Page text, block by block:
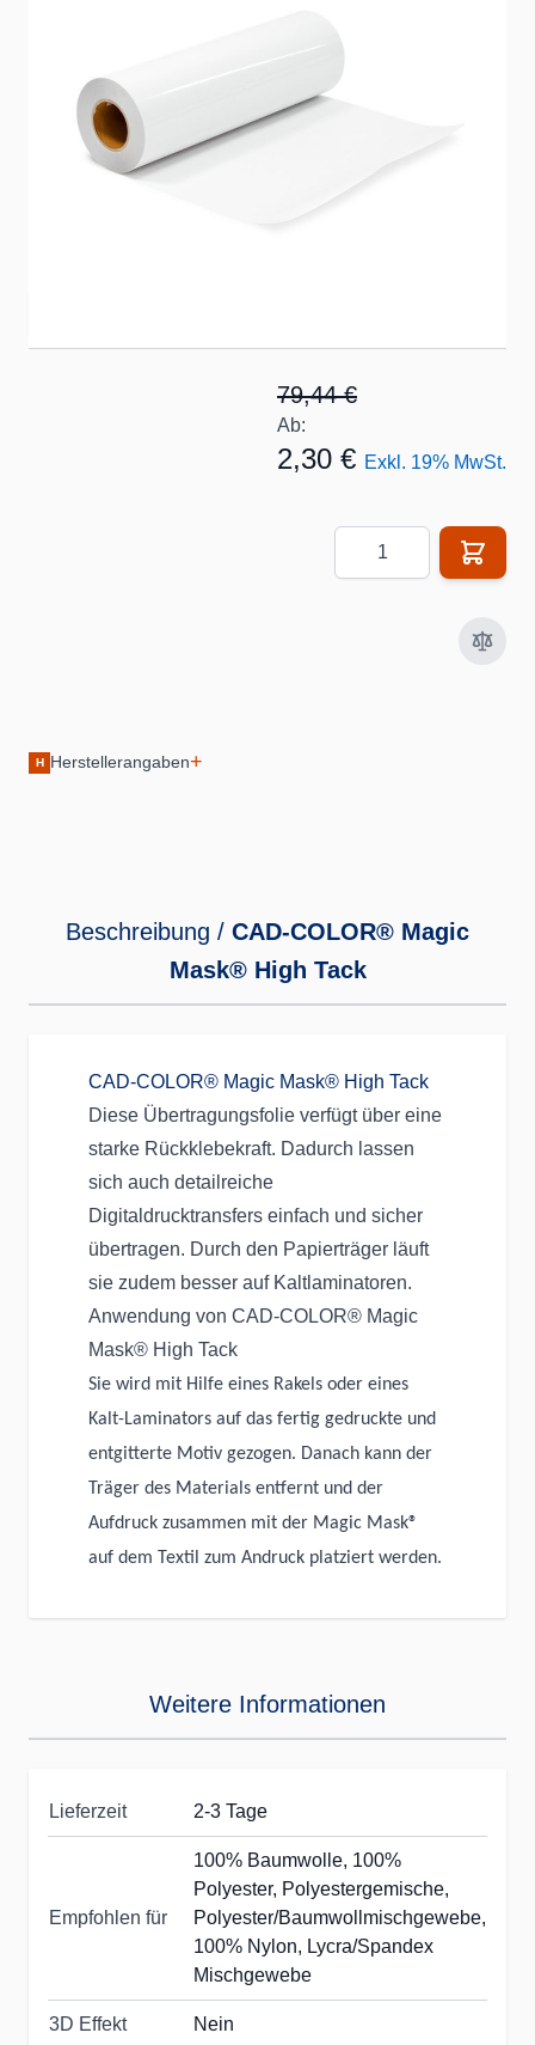
Artikelnummer Magic-Mask-High
Lieferzeit: 2-3 Tage
79,44 €
Ab:
2,30 € Exkl. 19% MwSt.
H Herstellerangaben+
Beschreibung / CAD-COLOR® Magic
Mask® High Tack
CAD-COLOR® Magic Mask® High Tack
Diese Übertragungsfolie verfügt über eine
starke Rückklebekraft. Dadurch lassen
sich auch detailreiche
Digitaldrucktransfers einfach und sicher
übertragen. Durch den Papierträger läuft
sie zudem besser auf Kaltlaminatoren.
Anwendung von CAD-COLOR® Magic
Mask® High Tack
Sie wird mit Hilfe eines Rakels oder eines
Kalt-Laminators auf das fertig gedruckte und
entgitterte Motiv gezogen. Danach kann der
Träger des Materials entfernt und der
Aufdruck zusammen mit der Magic Mask®
auf dem Textil zum Andruck platziert werden.
Weitere Informationen
Lieferzeit 2-3 Tage
Empfohlen für
100% Baumwolle, 100%
Polyester, Polyestergemische,
Polyester/Baumwollmischgewebe,
100% Nylon, Lycra/Spandex
Mischgewebe
3D Effekt Nein